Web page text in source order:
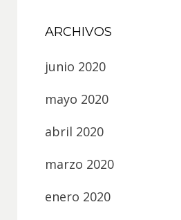
ARCHIVOS
junio 2020
mayo 2020
abril 2020
marzo 2020
enero 2020